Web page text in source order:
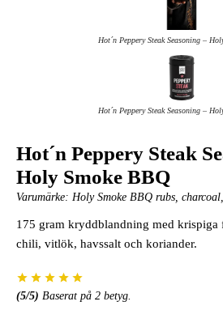
Hot´n Peppery Steak Seasoning –
Hot´n Peppery Steak Seasoning –
Hot´n Peppery Steak
Holy Smoke BBQ
Varumärke: Holy Smoke BBQ rubs,
175 gram kryddblandning med krispiga
chili, vitlök, havssalt och koriander.
(5/5) Baserat på 2 betyg.